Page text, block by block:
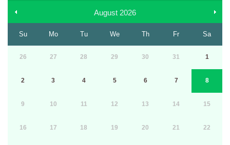
August 2026
Su Mo Tu We Th Fr Sa
26 27 28 29 30 31 1
2 3 4 5 6 7 8
9 10 11 12 13 14 15
16 17 18 19 20 21 22